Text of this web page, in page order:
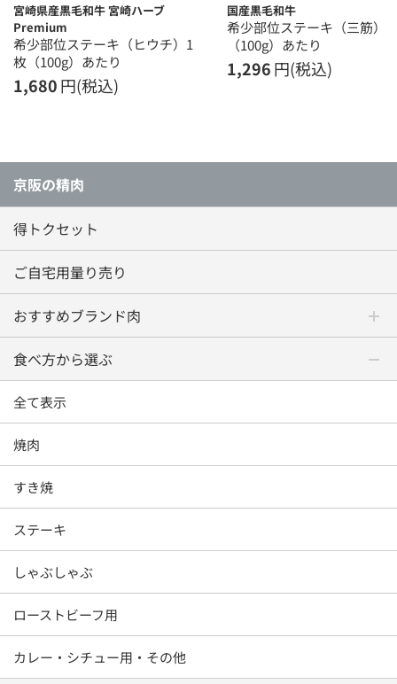
宮崎県産黒毛和牛 宮崎ハーブ
Premium
希少部位ステーキ（ヒウチ）1
枚（100g）あたり
1,680円(税込)
国産黒毛和牛
希少部位ステーキ（三筋）1
（100g）あたり
1,296円(税込)
京阪の精肉
得トクセット
ご自宅用量り売り
おすすめブランド肉
食べ方から選ぶ
全て表示
焼肉
すき焼
ステーキ
しゃぶしゃぶ
ローストビーフ用
カレー・シチュー用・その他